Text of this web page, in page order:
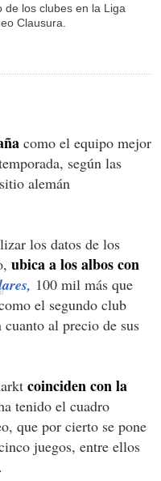
de los clubes en la Liga
Clausura.
como el equipo mejor
según las
alemán
los datos de los
ubica a los albos con
100 mil más que
el segundo club
al precio de sus
coinciden con la
tenido el cuadro
que por cierto se pone
juegos, entre ellos